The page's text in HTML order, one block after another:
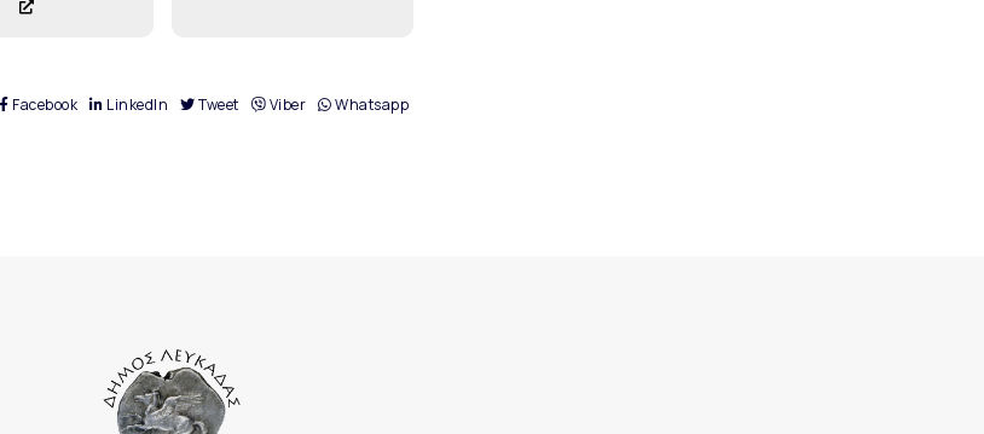
Facebook LinkedIn Tweet Viber Whatsapp